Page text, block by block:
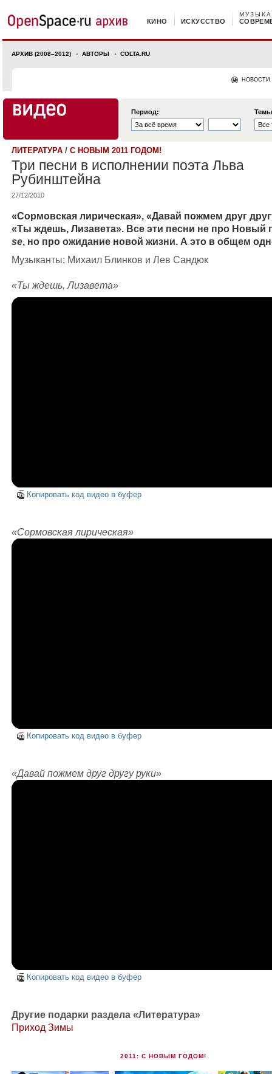
КИНО ИСКУССТВО
МУЗЫКА
АРХИВ (2008–2012) АВТОРЫ COLTA.RU
НОВОСТИ
Период:
ЛИТЕРАТУРА / С НОВЫМ 2011 ГОДОМ!
Три песни в исполнении поэта Льва
Рубинштейна
27/12/2010
«Сормовская лирическая», «Давай пожмем друг
«Ты ждешь, Лизавета». Все эти песни не про Новый
se, но про ожидание новой жизни. А это в общем
Музыканты: Михаил Блинков и Лев Сандюк
«Ты ждешь, Лизавета»
Копировать код видео в буфер
«Сормовская лирическая»
Копировать код видео в буфер
«Давай пожмем друг другу руки»
Копировать код видео в буфер
Другие подарки раздела «Литература»
Приход Зимы
2011: С НОВЫМ ГОДОМ!